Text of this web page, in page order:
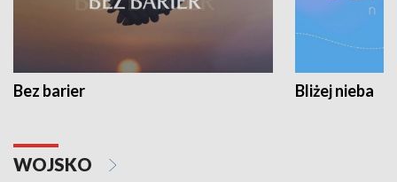
Bez barier Bliżej nieba
WOJSKO